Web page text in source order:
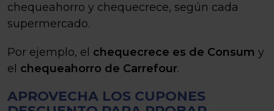
chequeahorro y chequecrece, según cada
supermercado.
Por ejemplo, el chequecrece es de Consum y
el chequeahorro de Carrefour.
APROVECHA LOS CUPONES